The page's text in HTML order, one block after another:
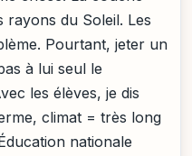
rayons du Soleil. Les
Pourtant, jeter un
à lui seul le
les élèves, je dis
climat = très long
nationale